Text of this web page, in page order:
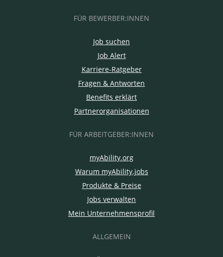
FÜR BEWERBER:INNEN
Job suchen
Job Alert
Karriere-Ratgeber
Fragen & Antworten
Benefits erklärt
Partnerorganisationen
FÜR ARBEITGEBER:INNEN
myAbility.org
Warum myAbility.jobs
Produkte & Preise
Jobs verwalten
Mein Unternehmensprofil
ALLGEMEIN